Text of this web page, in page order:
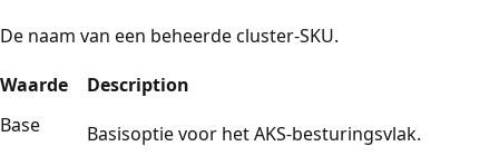
De naam van een beheerde cluster-SKU.
Waarde
Description
Base
Basisoptie voor het AKS-besturingsvlak.